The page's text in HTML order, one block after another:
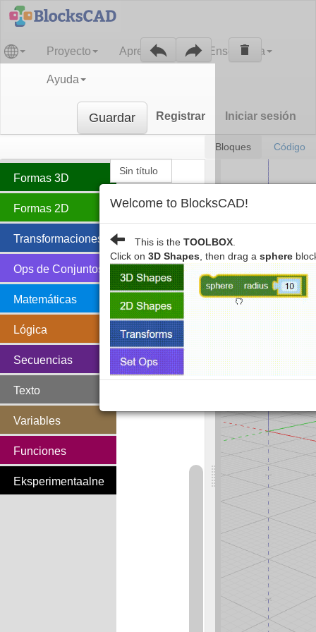
Proyecto Aprendizaje Enseñanza
Ayuda
Guardar Registrar Iniciar sesión
Bloques Código
Nombre de Proyecto
Formas 3D
Formas 2D
Transformaciones
Ops de Conjuntos
Matemáticas
Lógica
Secuencias
Texto
Variables
Funciones
Eksperimentaalne
Welcome to BlocksCAD!
This is the TOOLBOX
Click on 3D Shapes , then drag a sphere